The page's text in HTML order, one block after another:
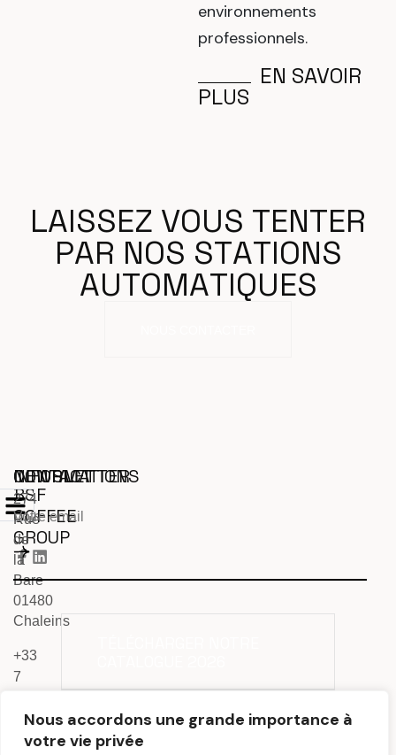
Nous accordons une grande importance à
votre vie privée
environnements
professionnels.
EN SAVOIR
PLUS
LAISSEZ VOUS TENTER
PAR NOS STATIONS
AUTOMATIQUES
BSF
COFFEE
GROUP
INFORMATIONS
CONTACT
274
Rue
de
la
Bare
01480
Chaleins
+33
7
24
99
NEWSLETTER
TÉLÉCHARGER NOTRE
CATALOGUE VEA & MR